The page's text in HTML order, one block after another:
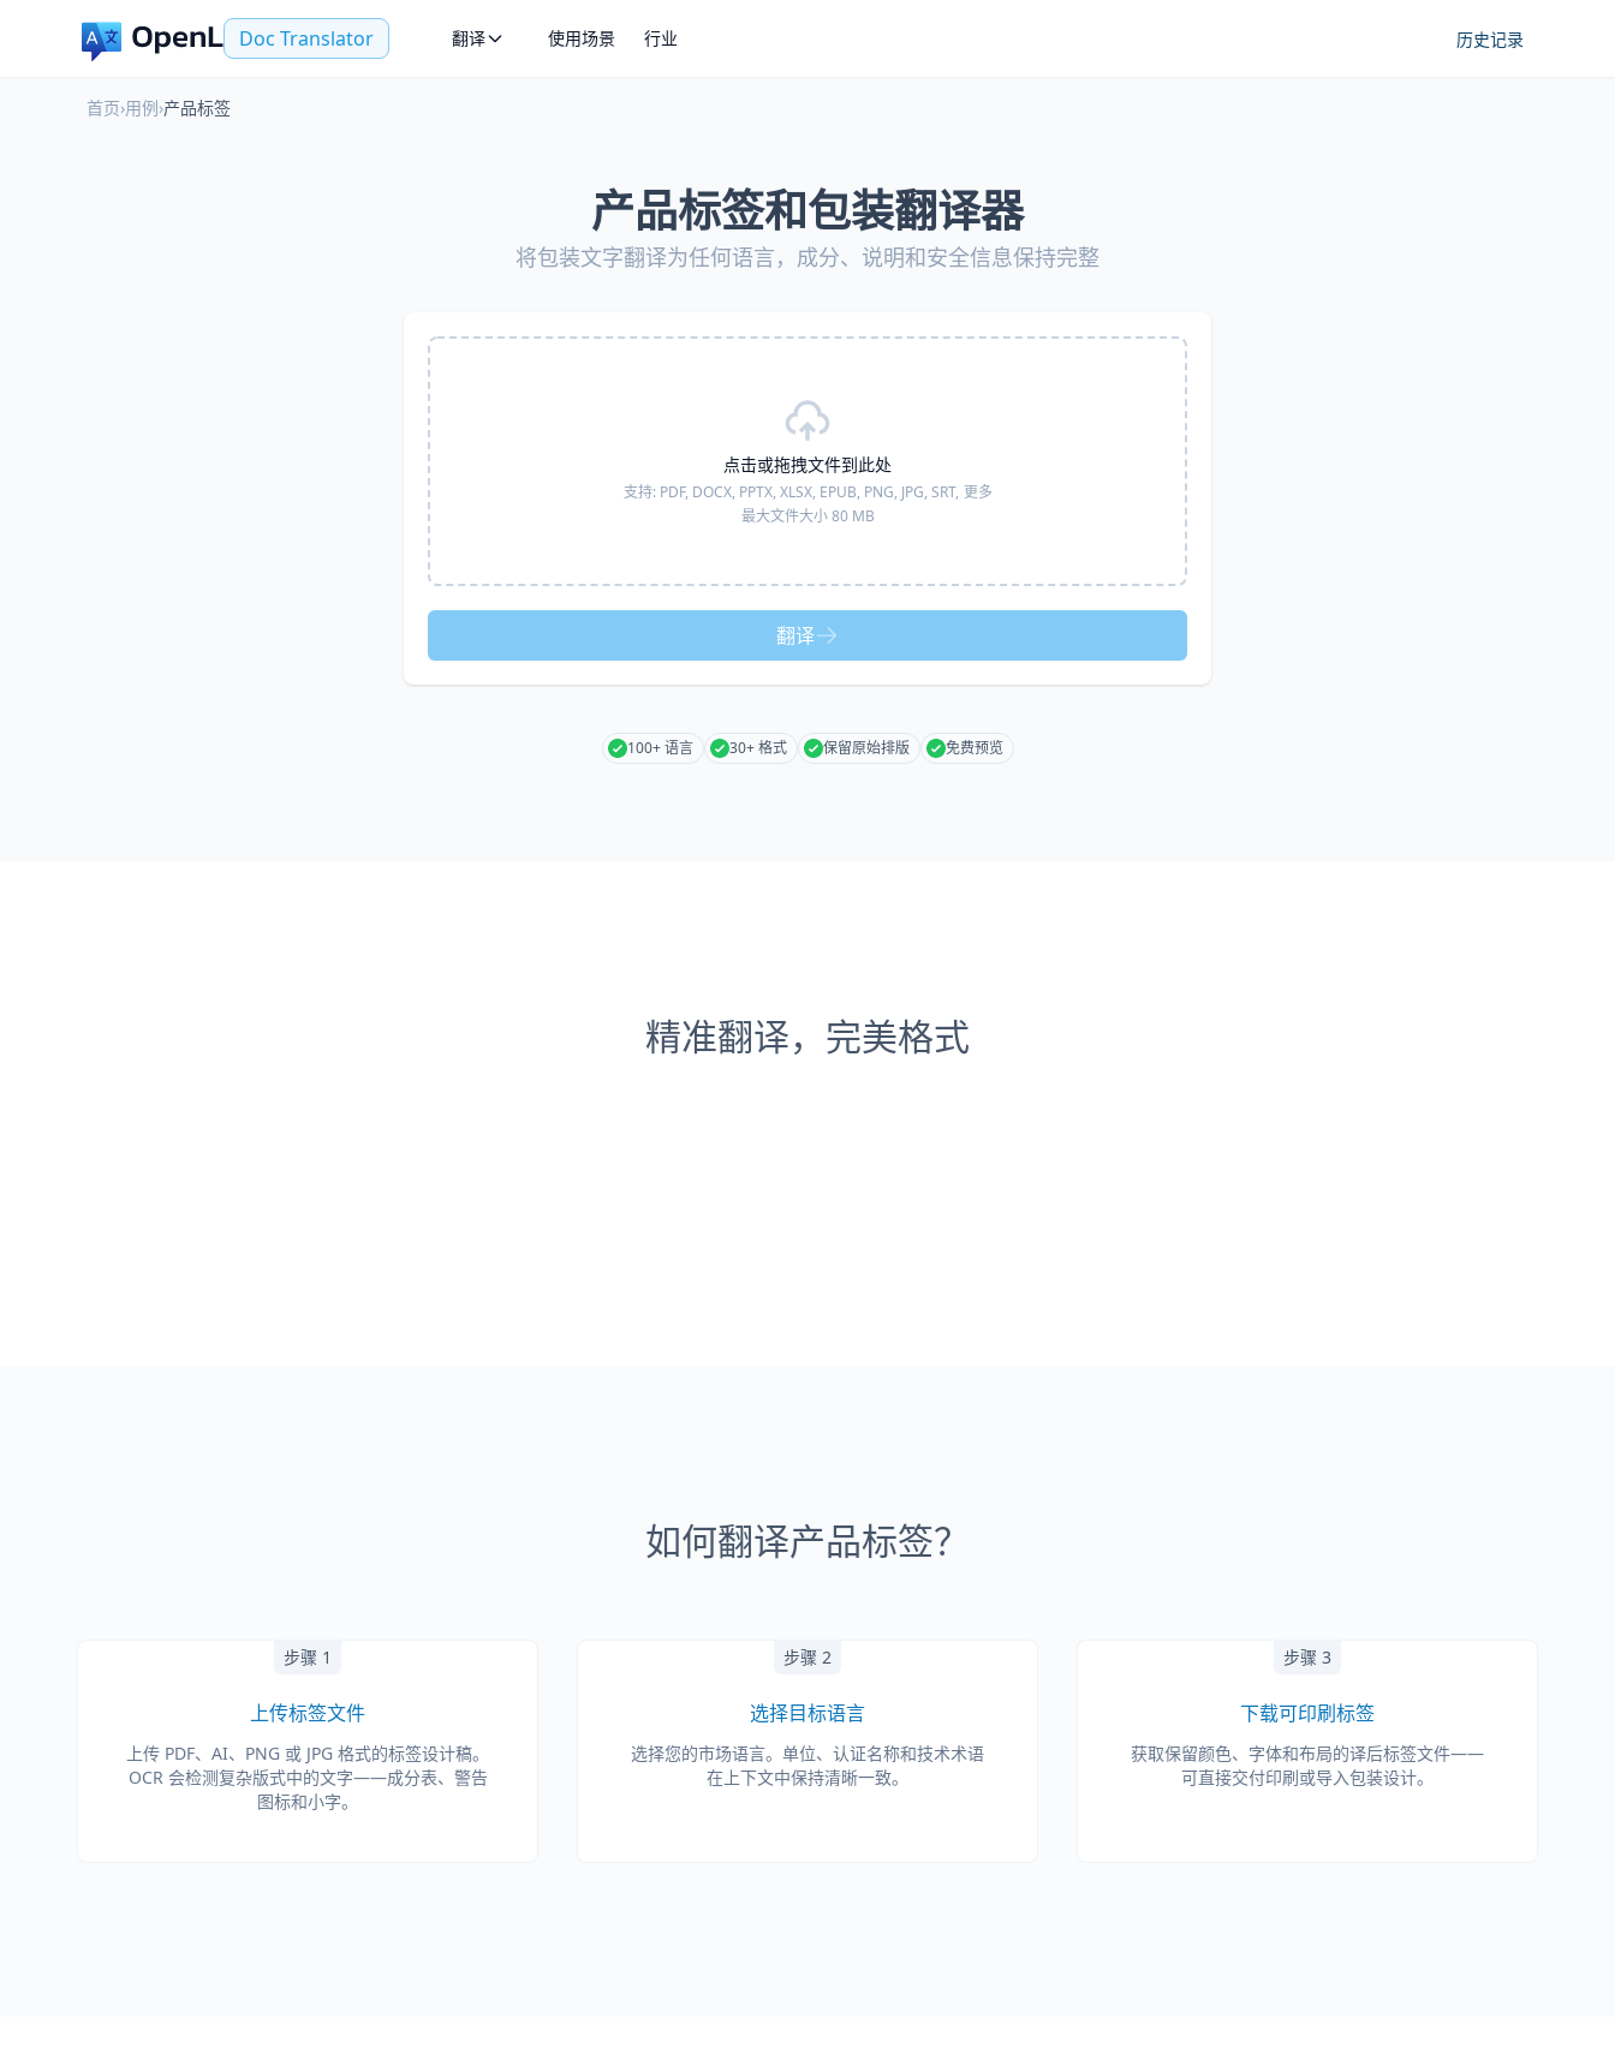
Doc Translator 翻译 使用场景 行业 历史记录
首页›用例›产品标签
产品标签和包装翻译器
将包装文字翻译为任何语言，成分、说明和安全信息保持完整
点击或拖拽文件到此处
支持: PDF, DOCX, PPTX, XLSX, EPUB, PNG, JPG, SRT, 更多
最大文件大小 80 MB
翻译
100+ 语言 30+ 格式 保留原始排版 免费预览
精准翻译，完美格式
如何翻译产品标签？
步骤 1
上传标签文件
上传 PDF、AI、PNG 或 JPG 格式的标签设计稿。
OCR 会检测复杂版式中的文字——成分表、警告
图标和小字。
步骤 2
选择目标语言
选择您的市场语言。单位、认证名称和技术术语
在上下文中保持清晰一致。
步骤 3
下载可印刷标签
获取保留颜色、字体和布局的译后标签文件——
可直接交付印刷或导入包装设计。